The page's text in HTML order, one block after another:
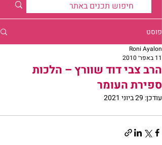
פוסט
הרב צבי דוד שוורץ – הלכות
ספירת העומר
Roni Ayalon
11 באפר׳ 2010
עודכן: 29 ביוני 2021